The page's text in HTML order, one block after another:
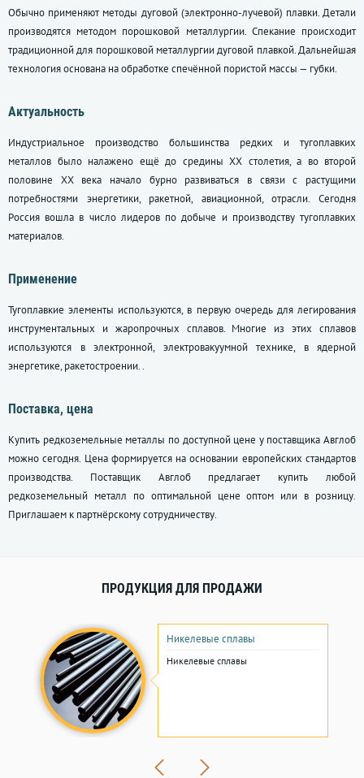
Обычно применяют методы дуговой (электронно-лучевой) плавки. Детали
производятся методом порошковой металлургии. Спекание происходит
традиционной для порошковой металлургии дуговой плавкой. Дальнейшая
технология основана на обработке спечённой пористой массы — губки.
Актуальность
Индустриальное производство большинства редких и тугоплавких
металлов было налажено ещё до средины XX столетия, а во второй
половине XX века начало бурно развиваться в связи с растущими
потребностями энергетики, ракетной, авиационной, отрасли. Сегодня
Россия вошла в число лидеров по добыче и производству тугоплавких
материалов.
Применение
Тугоплавкие элементы используются, в первую очередь для легирования
инструментальных и жаропрочных сплавов. Многие из этих сплавов
используются в электронной, электровакуумной технике, в ядерной
энергетике, ракетостроении. .
Поставка, цена
Купить редкоземельные металлы по доступной цене у поставщика Авглоб
можно сегодня. Цена формируется на основании европейских стандартов
производства. Поставщик Авглоб предлагает купить любой
редкоземельный металл по оптимальной цене оптом или в розницу.
Приглашаем к партнёрскому сотрудничеству.
ПРОДУКЦИЯ ДЛЯ ПРОДАЖИ
Никелевые сплавы
Никелевые сплавы